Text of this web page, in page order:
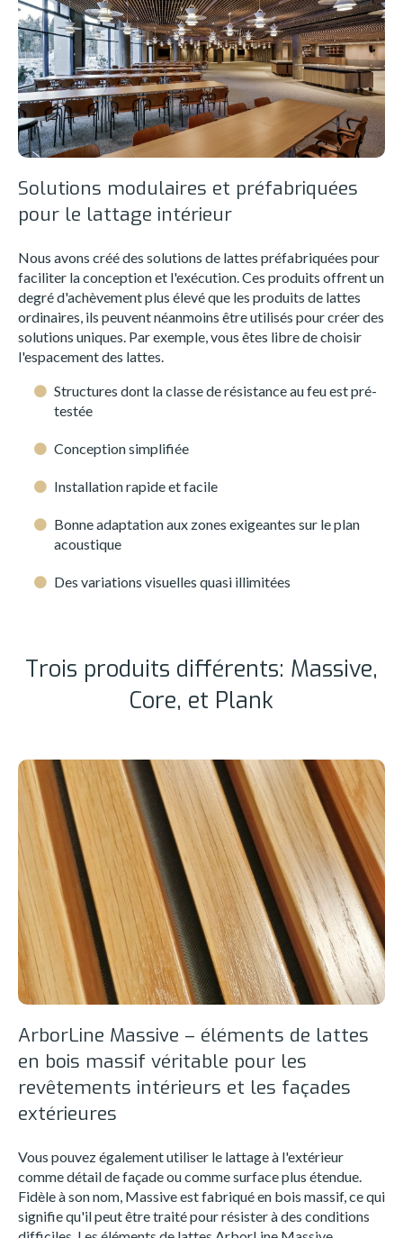
Solutions modulaires et préfabriquées
pour le lattage intérieur
Nous avons créé des solutions de lattes préfabriquées pour
faciliter la conception et l'exécution. Ces produits offrent un
degré d'achèvement plus élevé que les produits de lattes
ordinaires, ils peuvent néanmoins être utilisés pour créer des
solutions uniques. Par exemple, vous êtes libre de choisir
l'espacement des lattes.
Structures dont la classe de résistance au feu est pré-
testée
Conception simplifiée
Installation rapide et facile
Bonne adaptation aux zones exigeantes sur le plan
acoustique
Des variations visuelles quasi illimitées
Trois produits différents: Massive,
Core, et Plank
ArborLine Massive – éléments de lattes
en bois massif véritable pour les
revêtements intérieurs et les façades
extérieures
Vous pouvez également utiliser le lattage à l'extérieur
comme détail de façade ou comme surface plus étendue.
Fidèle à son nom, Massive est fabriqué en bois massif, ce qui
signifie qu'il peut être traité pour résister à des conditions